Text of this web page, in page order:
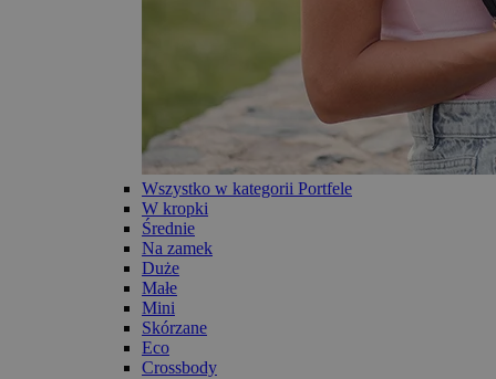
Wszystko w kategorii Portfele
W kropki
Średnie
Na zamek
Duże
Małe
Mini
Skórzane
Eco
Crossbody